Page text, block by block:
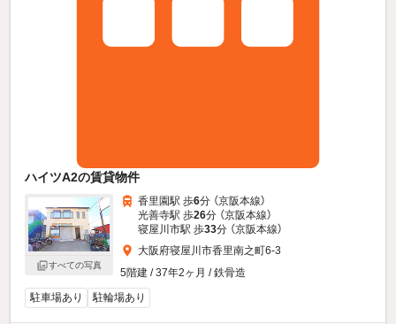
ハイツA2の賃貸物件
すべての写真
香里園駅 歩6分 （京阪本線）
光善寺駅 歩26分 （京阪本線）
寝屋川市駅 歩33分 （京阪本線）
大阪府寝屋川市香里南之町6-3
5階建 / 37年2ヶ月 / 鉄骨造
駐車場あり
駐輪場あり